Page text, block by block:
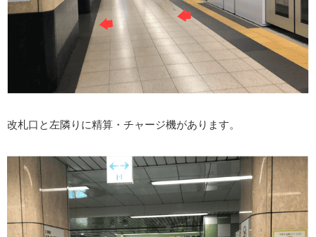
改札口と左隣りに精算・チャージ機があります。